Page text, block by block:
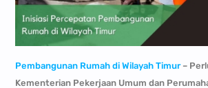
Pembangunan Rumah di Wilayah Timur–
Kementerian Pekerjaan Umum dan